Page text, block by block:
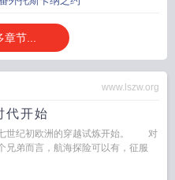
节...
www.lszw.org
代开始
世纪初欧洲的穿越试炼开始。 对
兄弟而言，航海探险可以有，征服